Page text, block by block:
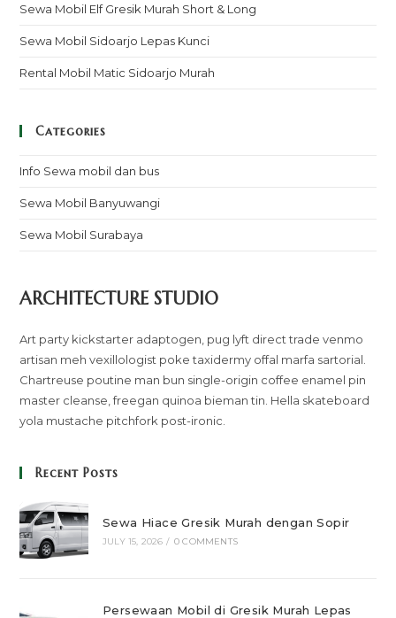
Sewa Mobil Elf Gresik Murah Short & Long
Sewa Mobil Sidoarjo Lepas Kunci
Rental Mobil Matic Sidoarjo Murah
Categories
Info Sewa mobil dan bus
Sewa Mobil Banyuwangi
Sewa Mobil Surabaya
ARCHITECTURE STUDIO
Art party kickstarter adaptogen, pug lyft direct trade venmo
artisan meh vexillologist poke taxidermy offal marfa sartorial.
Chartreuse poutine man bun single-origin coffee enamel pin
master cleanse, freegan quinoa bieman tin. Hella skateboard
yola mustache pitchfork post-ironic.
Recent Posts
Sewa Hiace Gresik Murah dengan Sopir
JULY 15, 2026 / 0 COMMENTS
Persewaan Mobil di Gresik Murah Lepas